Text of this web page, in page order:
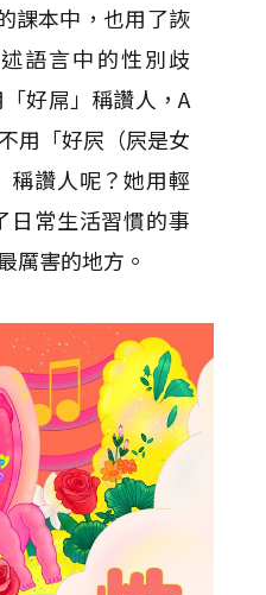
課本中，也用了詼
語言中的性別歧
好屌」稱讚人，A
用「好屄（屄是女
稱讚人呢？她用輕
日常生活習慣的事
厲害的地方。